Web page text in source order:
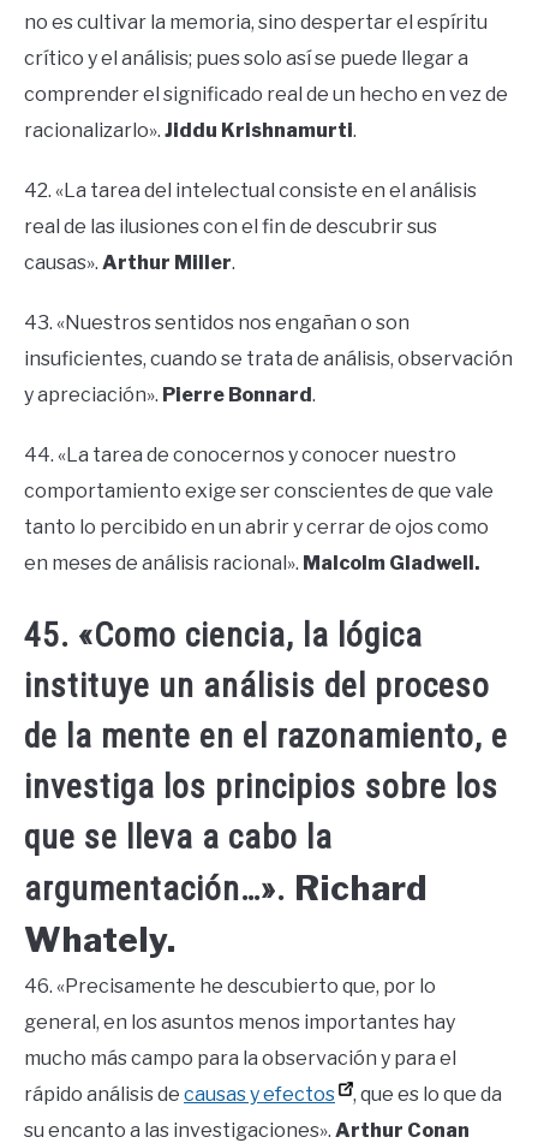
no es cultivar la memoria, sino despertar el espíritu
crítico y el análisis; pues solo así se puede llegar a
comprender el significado real de un hecho en vez de
racionalizarlo». Jiddu Krishnamurti.
42. «La tarea del intelectual consiste en el análisis
real de las ilusiones con el fin de descubrir sus
causas». Arthur Miller.
43. «Nuestros sentidos nos engañan o son
insuficientes, cuando se trata de análisis, observación
y apreciación». Pierre Bonnard .
44. «La tarea de conocernos y conocer nuestro
comportamiento exige ser conscientes de que vale
tanto lo percibido en un abrir y cerrar de ojos como
en meses de análisis racional». Malcolm Gladwell.
45. «Como ciencia, la lógica
instituye un análisis del proceso
de la mente en el razonamiento, e
investiga los principios sobre los
que se lleva a cabo la
argumentación…». Richard
Whately.
46. «Precisamente he descubierto que, por lo
general, en los asuntos menos importantes hay
mucho más campo para la observación y para el
rápido análisis de causas y efectos
, que es lo que da
su encanto a las investigaciones». Arthur Conan